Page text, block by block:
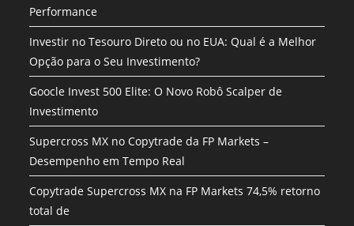
Performance
Investir no Tesouro Direto ou no EUA: Qual é a Melhor
Opção para o Seu Investimento?
Goocle Invest 500 Elite: O Novo Robô Scalper de
Investimento
Supercross MX no Copytrade da FP Markets –
Desempenho em Tempo Real
Copytrade Supercross MX na FP Markets 74,5% retorno
total de